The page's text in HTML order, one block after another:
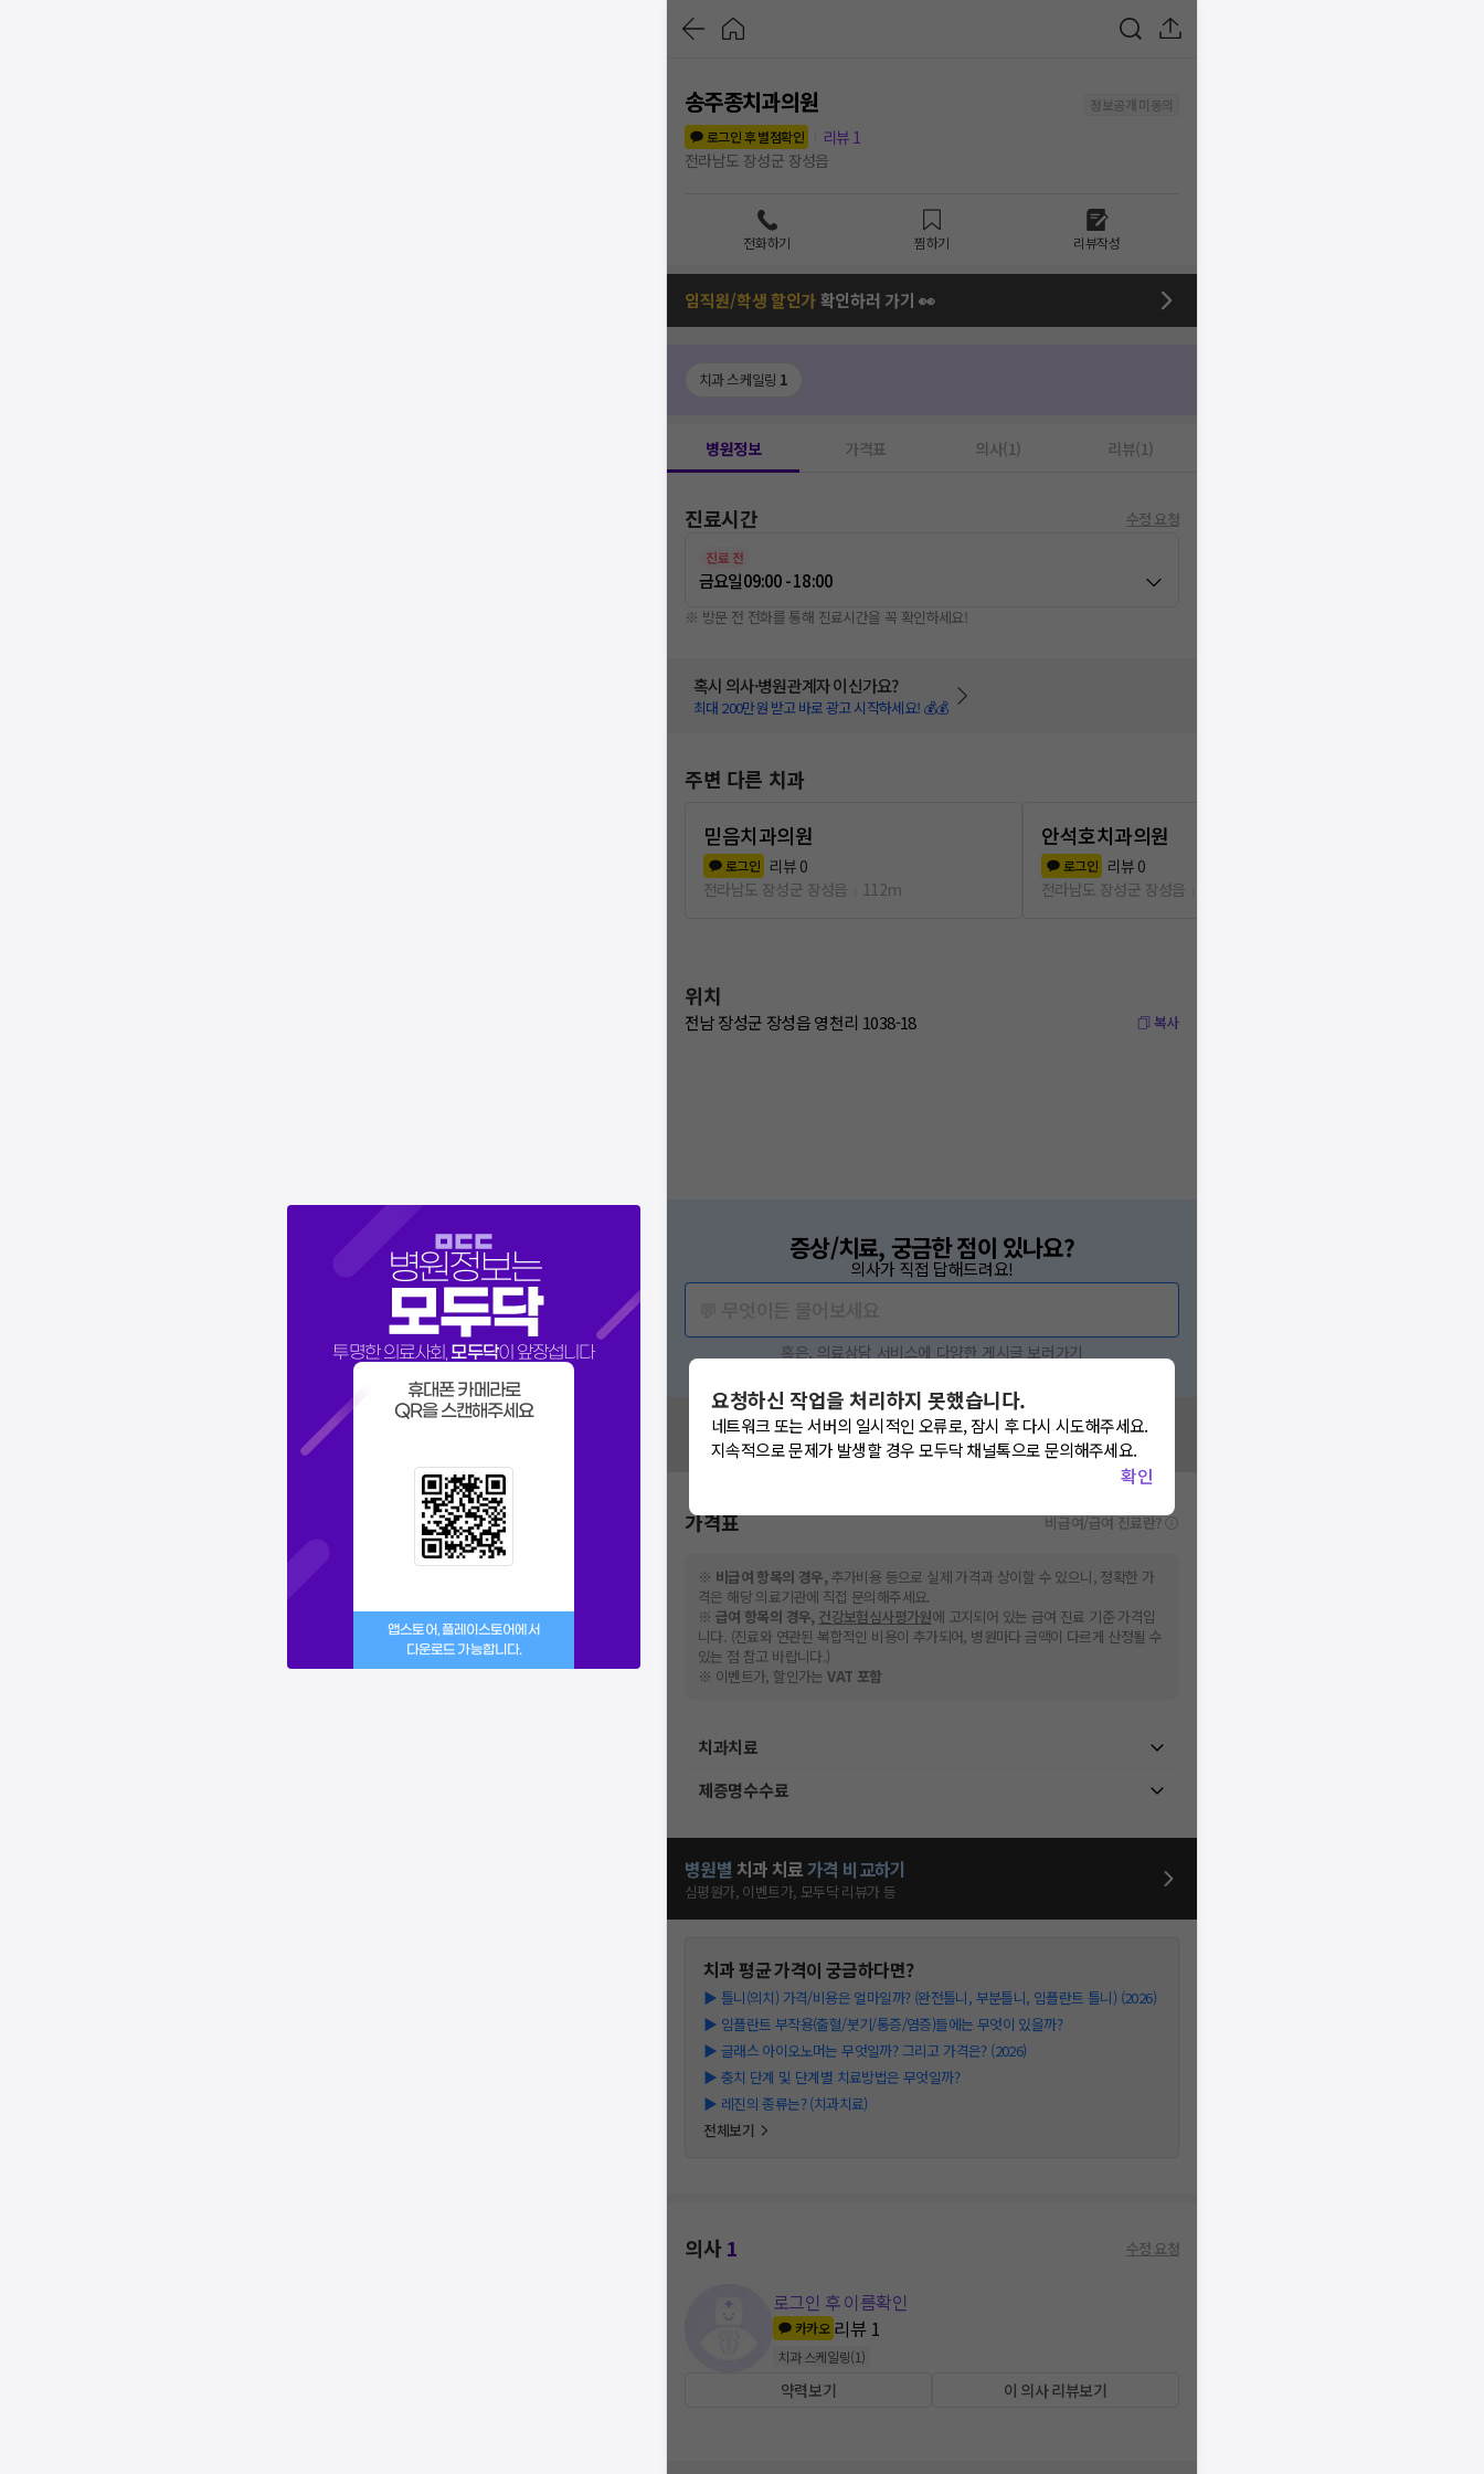
병원정보는
모두닥
투명한 의료사회,모두닥이 앞장섭니다
휴대폰 카메라로
QR을 스캔해주세요
앱스토어, 플레이스토어에서
다운로드 가능합니다.
송주종치과의원
정보공개 미동의
로그인 후 별점확인
리뷰 1
전라남도 장성군 장성읍
전화하기 찜하기 리뷰작성
임직원/학생 할인가확인하러 가기 👀
치과 스케일링 1
병원정보 가격표 의사(1) 리뷰(1)
진료시간 수정 요청
진료 전
금요일09:00 - 18:00
※ 방문 전 전화를 통해 진료시간을 꼭 확인하세요!
혹시 의사·병원관계자 이신가요?
최대 200만원 받고 바로 광고 시작하세요! 💰💰
주변 다른 치과
믿음치과의원
로그인 리뷰 0
전라남도 장성군 장성읍
112m
안석호치과의원
로그인 리뷰 0
전라남도 장성군 장성읍
위치
전남 장성군 장성읍 영천리 1038-18 복사
증상/치료, 궁금한 점이 있나요?
의사가 직접 답해드려요!
혹은, 의료상담 서비스에 다양한 게시글 보러가기
혹시 잘못된 병원정보가 있나요?
모두닥 팀에 알려주세요!
가격표 비급여/급여 진료란?
※ 비급여 항목의 경우, 추가비용 등으로 실제 가격과 상이할 수 있으니, 정확한 가
격은 해당 의료기관에 직접 문의해주세요.
※ 급여 항목의 경우, 건강보험심사평가원에 고지되어 있는 급여 진료 기준 가격입
니다. (진료와 연관된 복합적인 비용이 추가되어, 병원마다 금액이 다르게 산정될 수
있는 점 참고 바랍니다.)
※ 이벤트가, 할인가는VAT 포함
치과치료
제증명수수료
병원별 치과 치료가격 비교하기
심평원가, 이벤트가, 모두닥 리뷰가 등
치과평균 가격이 궁금하다면?
▶ 틀니(의치) 가격/비용은 얼마일까? (완전틀니, 부분틀니, 임플란트 틀니) (2026)
▶ 임플란트 부작용(출혈/붓기/통증/염증)들에는 무엇이 있을까?
▶ 글래스 아이오노머는 무엇일까? 그리고 가격은? (2026)
▶ 충치 단계 및 단계별 치료방법은 무엇일까?
▶ 레진의 종류는? (치과치료)
전체보기
의사1 수정 요청
로그인 후 이름확인
카카오 리뷰 1
치과 스케일링(1)
약력보기 이 의사 리뷰보기
요청하신 작업을 처리하지 못했습니다.
네트워크 또는 서버의 일시적인 오류로, 잠시 후 다시 시도해주세요.
지속적으로 문제가 발생할 경우 모두닥 채널톡으로 문의해주세요.
확인